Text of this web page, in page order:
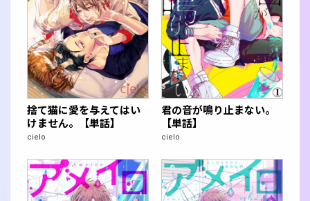
捨て猫に愛を与えてはい
けません。【単話】
cielo
君の音が鳴り止まない。
【単話】
cielo